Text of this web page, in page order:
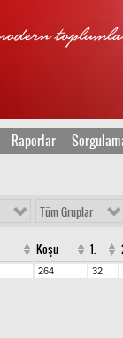
Raporlar
Tüm Gruplar
Koşu 1.
264
32